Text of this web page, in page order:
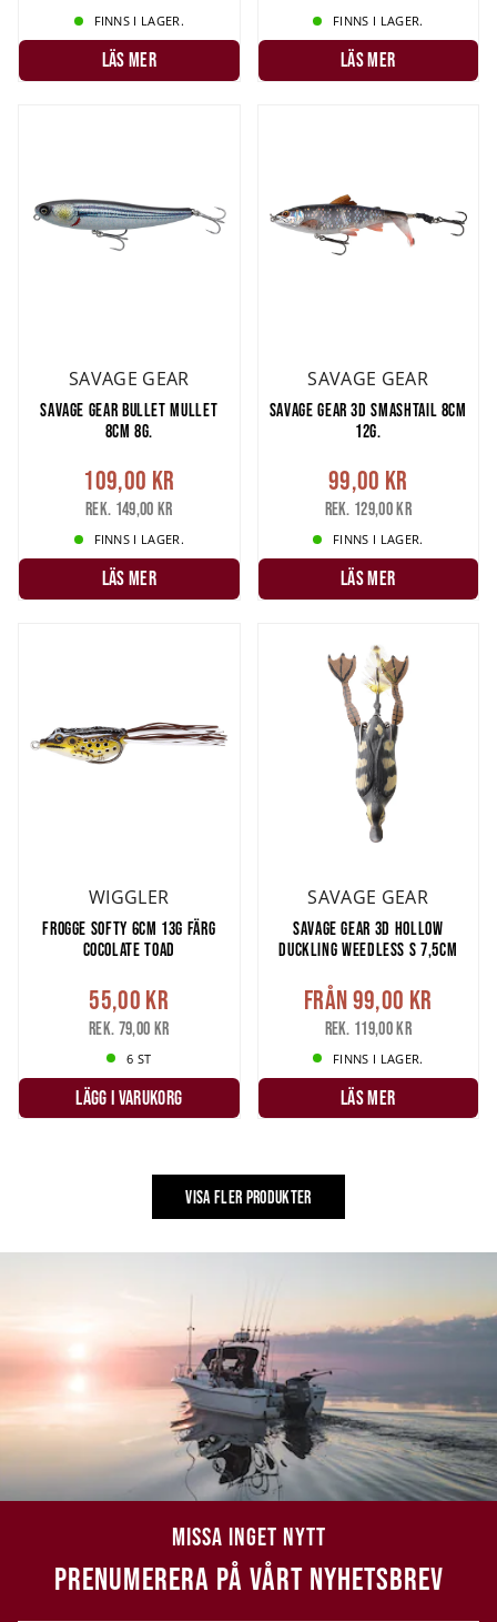
FINNS I LAGER.
LÄS MER
FINNS I LAGER.
LÄS MER
SAVAGE GEAR
SAVAGE GEAR BULLET MULLET
8CM 8G.
109,00 kr
Rek. 149,00 kr
FINNS I LAGER.
LÄS MER
SAVAGE GEAR
SAVAGE GEAR 3D SMASHTAIL 8CM
12G.
99,00 kr
Rek. 129,00 kr
FINNS I LAGER.
LÄS MER
WIGGLER
FROGGE SOFTY 6CM 13G FÄRG
COCOLATE TOAD
55,00 kr
Rek. 79,00 kr
6 ST
LÄGG I VARUKORG
SAVAGE GEAR
SAVAGE GEAR 3D HOLLOW
DUCKLING WEEDLESS S 7,5CM
Från99,00 kr
Rek. 119,00 kr
FINNS I LAGER.
LÄS MER
VISA FLER PRODUKTER
MISSA INGET NYTT
PRENUMERERA PÅ VÅRT NYHETSBREV